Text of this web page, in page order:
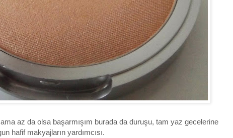
az da olsa başarmışım burada da duruşu, tam yaz gecelerine
hafif makyajların yardımcısı.